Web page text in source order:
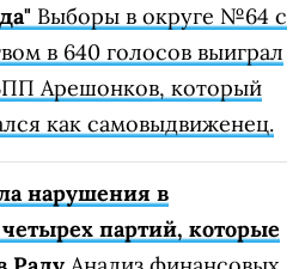
на округе на
победу
"ЕС"В 119 округе победил
членам избирательной